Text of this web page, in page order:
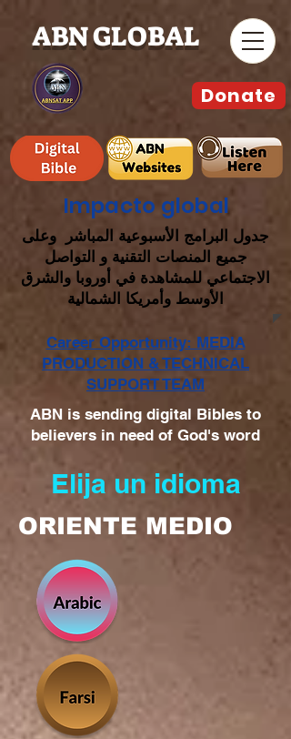
ABN GLOBAL
Impacto global
جدول البرامج الأسبوعية المباشر وعلى
جميع المنصات التقنية و التواصل
الاجتماعي للمشاهدة في أوروبا والشرق
الأوسط وأمريكا الشمالية
ABN is sending digital Bibles to
believers in need of God's word
Donate
Career Opportunity: MEDIA
PRODUCTION & TECHNICAL
SUPPORT TEAM
Elija un idioma
ORIENTE MEDIO